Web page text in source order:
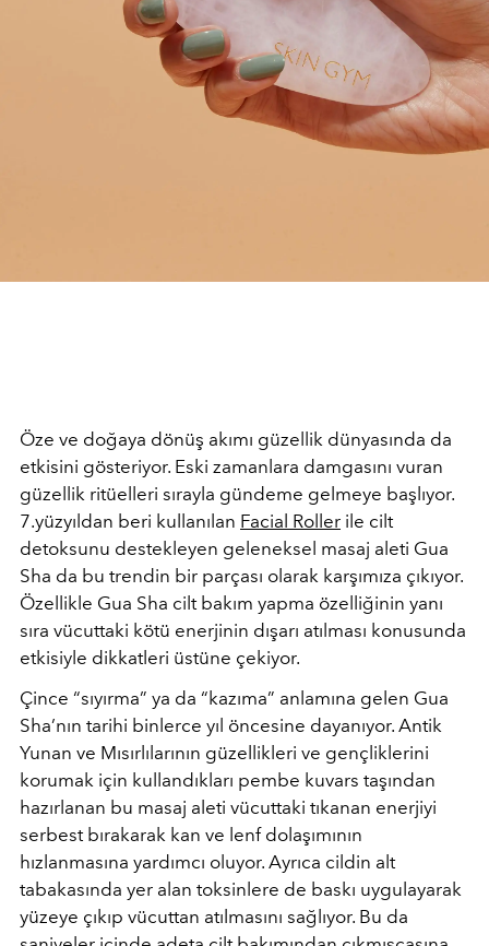
Öze ve doğaya dönüş akımı güzellik dünyasında da
etkisini gösteriyor. Eski zamanlara damgasını vuran
güzellik ritüelleri sırayla gündeme gelmeye başlıyor.
7.yüzyıldan beri kullanılan Facial Roller ile cilt
detoksunu destekleyen geleneksel masaj aleti Gua
Sha da bu trendin bir parçası olarak karşımıza çıkıyor.
Özellikle Gua Sha cilt bakım yapma özelliğinin yanı
sıra vücuttaki kötü enerjinin dışarı atılması konusunda
etkisiyle dikkatleri üstüne çekiyor.
Çince “sıyırma” ya da “kazıma” anlamına gelen Gua
Sha’nın tarihi binlerce yıl öncesine dayanıyor. Antik
Yunan ve Mısırlılarının güzellikleri ve gençliklerini
korumak için kullandıkları pembe kuvars taşından
hazırlanan bu masaj aleti vücuttaki tıkanan enerjiyi
serbest bırakarak kan ve lenf dolaşımının
hızlanmasına yardımcı oluyor. Ayrıca cildin alt
tabakasında yer alan toksinlere de baskı uygulayarak
yüzeye çıkıp vücuttan atılmasını sağlıyor. Bu da